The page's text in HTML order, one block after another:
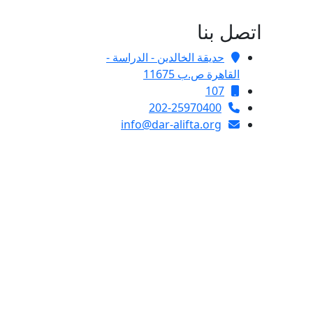
اتصل بنا
حديقة الخالدين - الدراسة -
القاهرة ص.ب 11675
107
202-25970400
info@dar-alifta.org